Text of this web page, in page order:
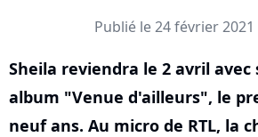
Publié le 24 février 2021
Sheila reviendra le 2 avril avec
album "Venue d'ailleurs", le
neuf ans. Au micro de RTL, la